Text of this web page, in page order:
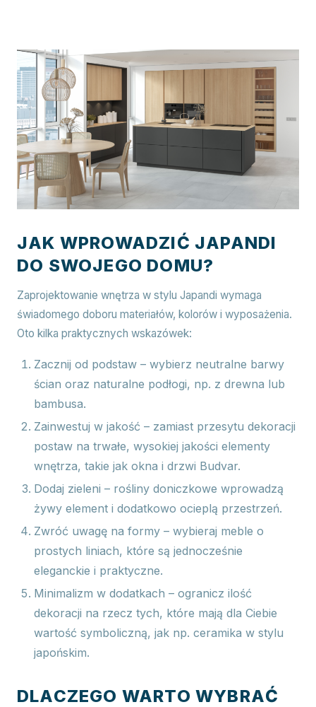
JAK WPROWADZIĆ JAPANDI
DO SWOJEGO DOMU?
Zaprojektowanie wnętrza w stylu Japandi wymaga
świadomego doboru materiałów, kolorów i wyposażenia.
Oto kilka praktycznych wskazówek:
Zacznij od podstaw – wybierz neutralne barwy
ścian oraz naturalne podłogi, np. z drewna lub
bambusa.
Zainwestuj w jakość – zamiast przesytu dekoracji
postaw na trwałe, wysokiej jakości elementy
wnętrza, takie jak okna i drzwi Budvar.
Dodaj zieleni – rośliny doniczkowe wprowadzą
żywy element i dodatkowo ocieplą przestrzeń.
Zwróć uwagę na formy – wybieraj meble o
prostych liniach, które są jednocześnie
eleganckie i praktyczne.
Minimalizm w dodatkach – ogranicz ilość
dekoracji na rzecz tych, które mają dla Ciebie
wartość symboliczną, jak np. ceramika w stylu
japońskim.
DLACZEGO WARTO WYBRAĆ